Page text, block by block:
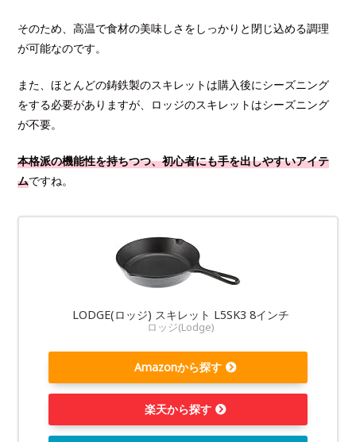
そのため、高温で食材の美味しさをしっかりと閉じ込める調理
が可能なのです。
また、ほとんどの鋳鉄製のスキレットは購入後にシーズニング
をする必要がありますが、ロッジのスキレットはシーズニング
が不要。
本格派の機能性を持ちつつ、初心者にも手を出しやすいアイテ
ムですね。
LODGE(ロッジ) スキレット L5SK3 8インチ
ロッジ(Lodge)
Amazonから探す
楽天から探す